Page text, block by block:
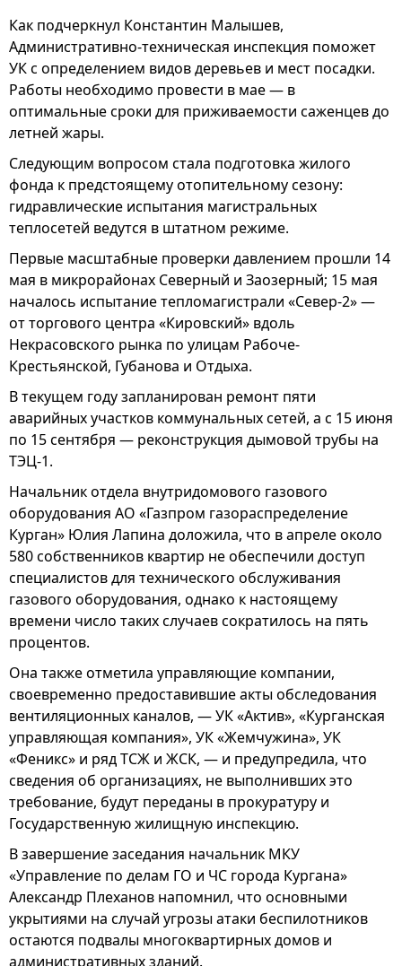
Как подчеркнул Константин Малышев,
Административно-техническая инспекция поможет
УК с определением видов деревьев и мест посадки.
Работы необходимо провести в мае — в
оптимальные сроки для приживаемости саженцев до
летней жары.
Следующим вопросом стала подготовка жилого
фонда к предстоящему отопительному сезону:
гидравлические испытания магистральных
теплосетей ведутся в штатном режиме.
Первые масштабные проверки давлением прошли 14
мая в микрорайонах Северный и Заозерный; 15 мая
началось испытание тепломагистрали «Север-2» —
от торгового центра «Кировский» вдоль
Некрасовского рынка по улицам Рабоче-
Крестьянской, Губанова и Отдыха.
В текущем году запланирован ремонт пяти
аварийных участков коммунальных сетей, а с 15 июня
по 15 сентября — реконструкция дымовой трубы на
ТЭЦ-1.
Начальник отдела внутридомового газового
оборудования АО «Газпром газораспределение
Курган» Юлия Лапина доложила, что в апреле около
580 собственников квартир не обеспечили доступ
специалистов для технического обслуживания
газового оборудования, однако к настоящему
времени число таких случаев сократилось на пять
процентов.
Она также отметила управляющие компании,
своевременно предоставившие акты обследования
вентиляционных каналов, — УК «Актив», «Курганская
управляющая компания», УК «Жемчужина», УК
«Феникс» и ряд ТСЖ и ЖСК, — и предупредила, что
сведения об организациях, не выполнивших это
требование, будут переданы в прокуратуру и
Государственную жилищную инспекцию.
В завершение заседания начальник МКУ
«Управление по делам ГО и ЧС города Кургана»
Александр Плеханов напомнил, что основными
укрытиями на случай угрозы атаки беспилотников
остаются подвалы многоквартирных домов и
административных зданий.